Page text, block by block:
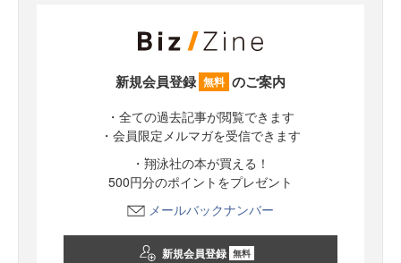
新規会員登録 無料 のご案内
・全ての過去記事が閲覧できます
・会員限定メルマガを受信できます
・翔泳社の本が買える！
500円分のポイントをプレゼント
メールバックナンバー
新規会員登録 無料